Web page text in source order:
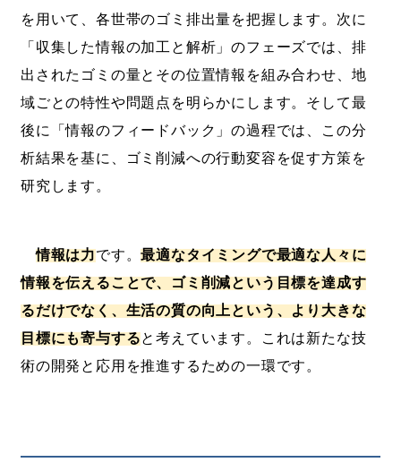
を用いて、各世帯のゴミ排出量を把握します。次に
「収集した情報の加工と解析」のフェーズでは、排
出されたゴミの量とその位置情報を組み合わせ、地
域ごとの特性や問題点を明らかにします。そして最
後に「情報のフィードバック」の過程では、この分
析結果を基に、ゴミ削減への行動変容を促す方策を
研究します。
情報は力 です。最適なタイミングで最適な人々に
情報を伝えることで、ゴミ削減という目標を達成す
るだけでなく、生活の質の向上という、より大きな
目標にも寄与する と考えています。これは新たな技
術の開発と応用を推進するための一環です。